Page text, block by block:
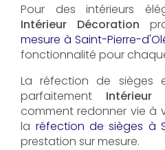
Pour des intérieurs
Intérieur Décoration
mesure à Saint-Pierre-
fonctionnalité pour
La réfection de sièges
parfaitement Intérieur
comment redonner vie à
la réfection de sièges à
prestation sur mesure.